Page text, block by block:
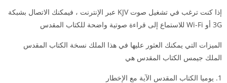
إذا كنت ترغب في تشغيل صوت KJV عبر الإنترنت ، فيمكنك الاتصال بشبكة
3G أو Wi-Fi للاستماع إلى قراءة صوتية واضحة للكتاب المقدس
الميزات التي يمكنك العثور عليها في هذا الملك نسخة الكتاب المقدس
الملك جيمس الكتاب المقدس هي
1. يوميا الكتاب المقدس الآية مع الإخطار